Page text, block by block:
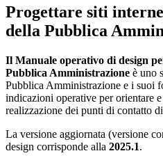
Progettare siti
della Pubblica
Il Manuale operativo di design
Pubblica Amministrazione è uno
Pubblica Amministrazione e i suoi
indicazioni operative per orientare
realizzazione dei punti di contatto
La versione aggiornata (versione
design corrisponde alla 2025.1.